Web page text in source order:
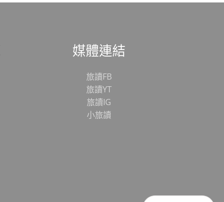
媒體連結
旅讀FB
旅讀YT
旅讀IG
小旅讀